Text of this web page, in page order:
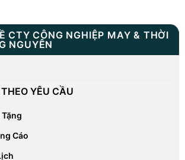
CTY CÔNG NGHIỆP MAY & THỜI
NGUYÊN
YÊU CẦU
Cáo